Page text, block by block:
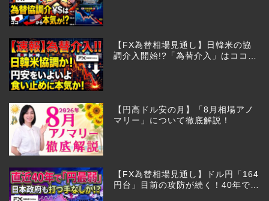
【FX為替相場見通し】日韓米の協
調介入開始!?「為替介入」はココか
【円高ドル安の月】「8月相場アノ
マリー」について徹底解説！
【FX為替相場見通し】ドル円「164
円台」目前の攻防が続く！40年で円